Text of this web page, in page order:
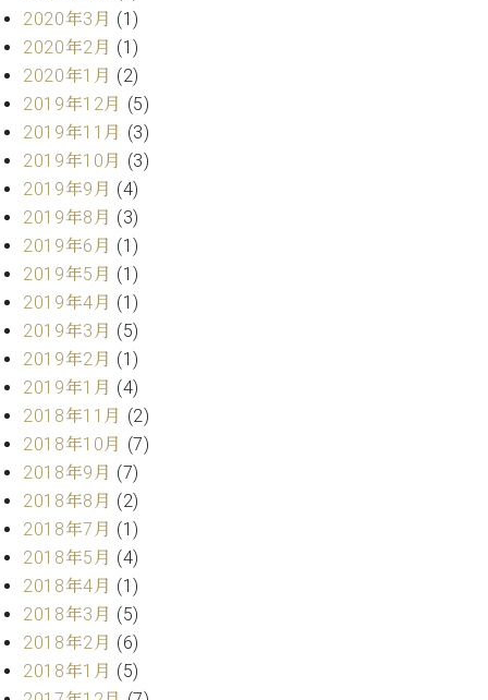
タ
ー
サ
ー
ビ
(調
律)
調
律
師
介
調
律
料
金
表
問
い
合
わ
せ
尾山調律師のブ
ログ Die
Musikgasse（音
楽の小道）
2020年3月 (1)
2020年2月 (1)
2020年1月 (2)
2019年12月 (5)
2019年11月 (3)
2019年10月 (3)
2019年9月 (4)
2019年8月 (3)
2019年6月 (1)
2019年5月 (1)
2019年4月 (1)
2019年3月 (5)
2019年2月 (1)
2019年1月 (4)
2018年11月 (2)
2018年10月 (7)
2018年9月 (7)
2018年8月 (2)
2018年7月 (1)
2018年5月 (4)
2018年4月 (1)
2018年3月 (5)
2018年2月 (6)
2018年1月 (5)